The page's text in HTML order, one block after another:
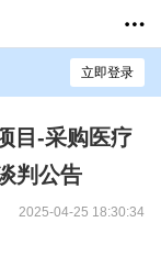
立即登录
目-采购医疗
判公告
2025-04-25 18:30:34